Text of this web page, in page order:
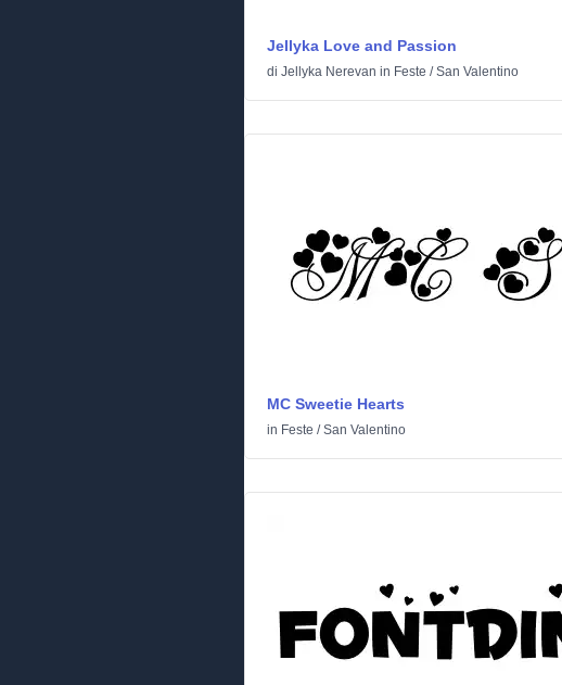
Jellyka Love and Passion
di Jellyka Nerevan in Feste /San Valentino
MC Sweetie Hearts
in Feste /San Valentino